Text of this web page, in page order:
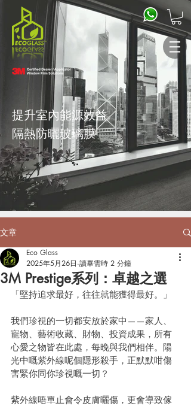
提升室內能源效益
隔熱防曬玻璃膜
文章
3M Prestige系列：卓越之選
Eco Glass
2025年5月26日 讀畢需時 2 分鐘
「堅持追求最好，往往就能獲得最好。」
我們珍視的一切都安放於家中——家人、
寵物、藝術收藏、財物、投資成果，所有
心愛之物皆在此處，每晚與我們相伴。陽
光中嘅紫外線呢個隱形殺手，正默默咁傷
害緊你同你珍視嘅一切？
紫外線唔單止會令皮膚曬傷，更會導致傢